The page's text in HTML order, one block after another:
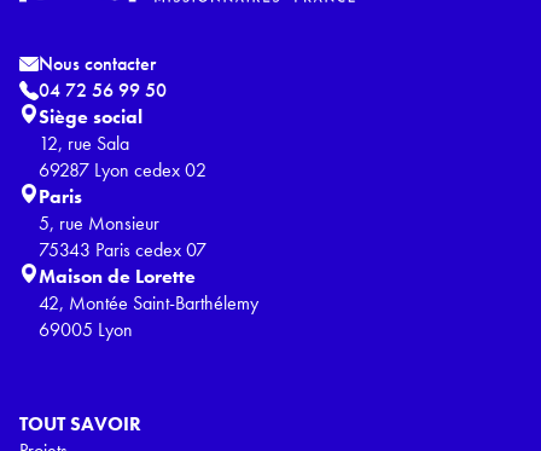
TOUT SAVOIR
Nous contacter
04 72 56 99 50
Siège social
12, rue Sala
69287 Lyon cedex 02
Paris
5, rue Monsieur
75343 Paris cedex 07
Maison de Lorette
42, Montée Saint-Barthélemy
69005 Lyon